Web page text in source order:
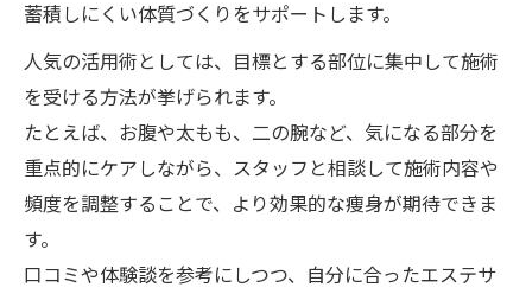
蓄積しにくい体質づくりをサポートします。
人気の活用術としては、目標とする部位に集中して施術
を受ける方法が挙げられます。
たとえば、お腹や太もも、二の腕など、気になる部分を
重点的にケアしながら、スタッフと相談して施術内容や
頻度を調整することで、より効果的な痩身が期待できま
す。
口コミや体験談を参考にしつつ、自分に合ったエステサ